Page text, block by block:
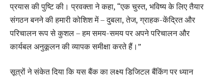
प्रयास की पुष्टि की। प्रवक्ता ने कहा, “एक चुस्त, भविष्य के लिए तैयार
संगठन बनने की हमारी कोशिश में – दुबला, तेज, ग्राहक-केंद्रित और
परिचालन रूप से कुशल – हम समय-समय पर अपने परिचालन और
कार्यबल अनुकूलन की व्यापक समीक्षा करते हैं।”
सूत्रों ने संकेत दिया कि यस बैंक का लक्ष्य डिजिटल बैंकिंग पर ध्यान